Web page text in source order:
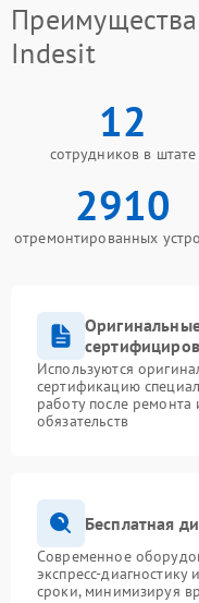
Indesit
12
сотрудников в штате
2910
отремонтированных
Используются
сертификацию
работу после
обязательств
Бесплатная
Современное
экспресс-
сроки, минимизируя